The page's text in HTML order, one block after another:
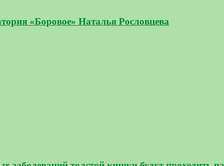
«Боровое» Наталья Рословцева